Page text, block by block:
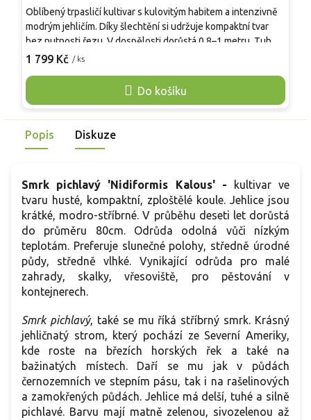
1 799 Kč / ks
Do košíku
Oblíbený trpasličí kultivar s kulovitým habitem a intenzivně
modrým jehličím. Díky šlechtění si udržuje kompaktní tvar
bez nutnosti řezu. V dospělosti dorůstá 0,8–1 metru. Tuhé
jehličí s výrazným voskovým povlakem vyniká nejvíce na
mobilní nádoby. V kompozici kontrastuje s tmavšími
dřevinami a dodává zahradě moderní řád. Oceňována je
organizovaný vzhled.
Popis Diskuze
Smrk pichlavý 'Nidiformis Kalous' -
kultivar ve
tvaru husté, kompaktní, zploštělé koule. Jehlice jsou
krátké, modro-stříbrné. V průběhu deseti let dorůstá
do průměru 80cm. Odrůda odolná vůči nízkým
teplotám. Preferuje slunečné polohy, středně úrodné
půdy, středně vlhké. Vynikající odrůda pro malé
zahrady, skalky, vřesoviště, pro pěstování v
kontejnerech.
Smrk pichlavý, také se mu říká stříbrný smrk. Krásný
jehličnatý strom, který pochází ze Severní Ameriky,
kde roste na březích horských řek a také na
bažinatých místech. Daří se mu jak v půdách
černozemních ve stepním pásu, tak i na rašelinových
a zamokřených půdách. Jehlice má delší, tuhé a silně
pichlavé. Barvu mají matně zelenou, sivozelenou až